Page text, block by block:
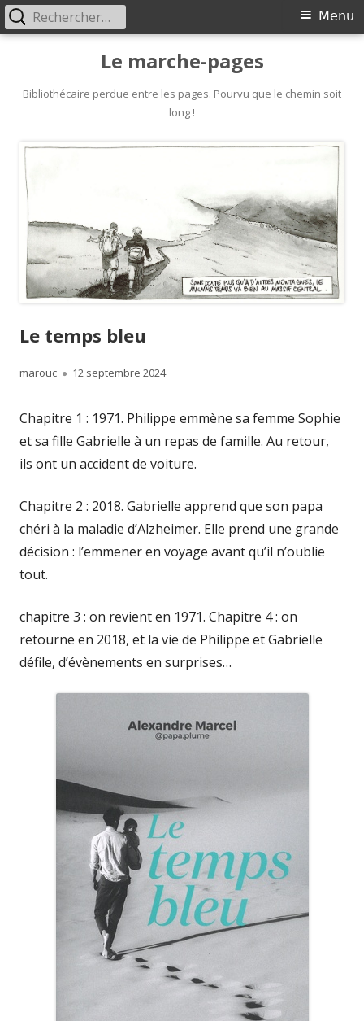
content
Le marche-pages
Bibliothécaire perdue entre les pages. Pourvu que le chemin soit
long !
Primary
Menu
Rechercher :
Le temps bleu
Author
marouc
Published
12 septembre 2024
Chapitre 1 : 1971. Philippe emmène sa femme Sophie
et sa fille Gabrielle à un repas de famille. Au retour,
ils ont un accident de voiture.
Chapitre 2 : 2018. Gabrielle apprend que son papa
chéri à la maladie d’Alzheimer. Elle prend une grande
décision : l’emmener en voyage avant qu’il n’oublie
tout.
chapitre 3 : on revient en 1971. Chapitre 4 : on
retourne en 2018, et la vie de Philippe et Gabrielle
défile, d’évènements en surprises…